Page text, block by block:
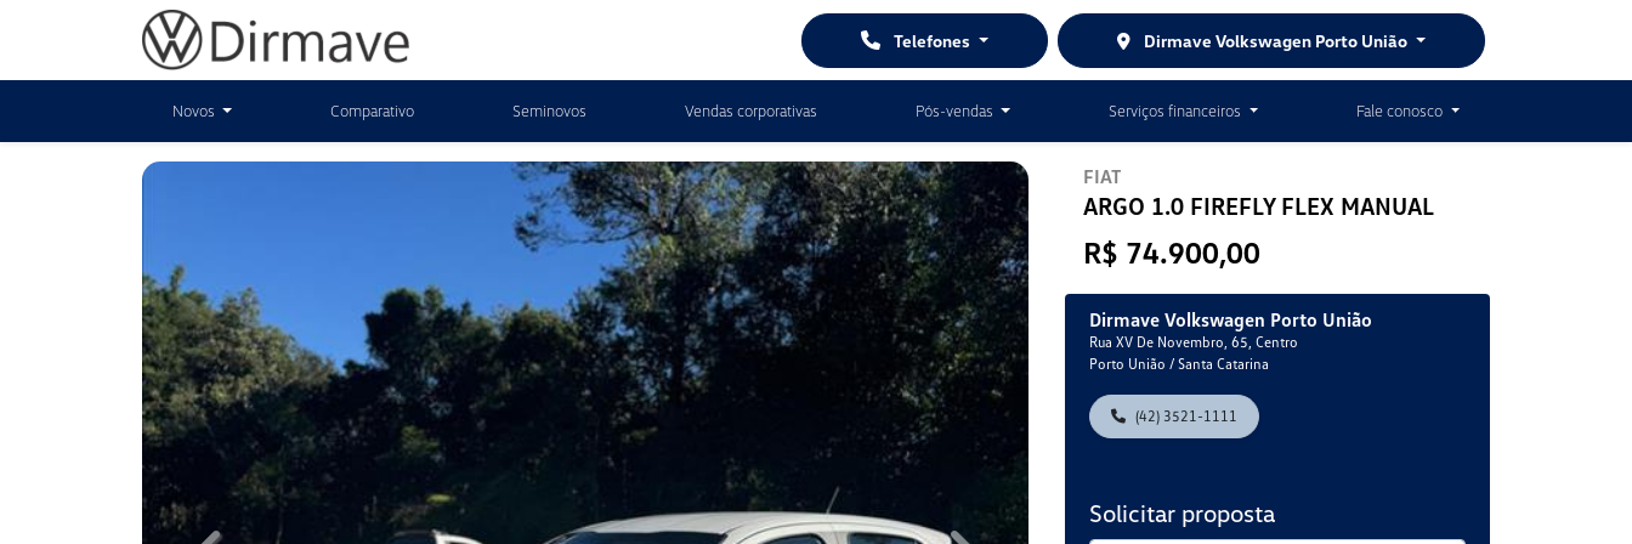
Telefones Dirmave Volkswagen Porto União
Novos Comparativo Seminovos Vendas corporativas Pós-vendas Serviços financeiros Fale conosco
FIAT
ARGO 1.0 FIREFLY FLEX MANUAL
R$ 74.900,00
Dirmave Volkswagen Porto União
Rua XV De Novembro, 65, Centro
Porto União / Santa Catarina
(42) 3521-1111
Solicitar proposta